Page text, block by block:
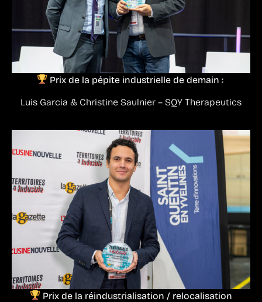
Prix de la pépite industrielle de demain :
Luis Garcia & Christine Saulnier – SQY Therapeutics
Prix de la réindustrialisation / relocalisation